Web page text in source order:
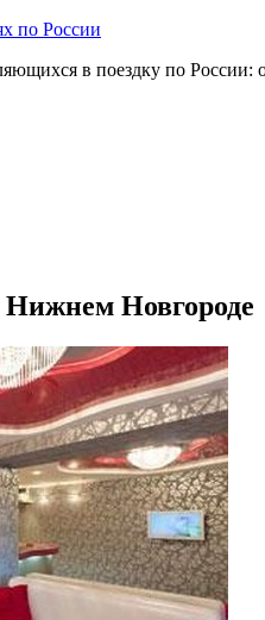
по России
в поездку по России:
Нижнем Новгороде